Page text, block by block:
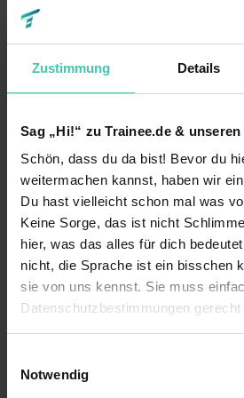
Zustimmung Details
Sag „Hi!“ zu Trainee.de &
Schön, dass du da bist! Bevor du
weitermachen kannst, haben wir
Du hast vielleicht schon mal was
Keine Sorge, das ist nicht
hier, was das alles für dich
nicht, die Sprache ist ein bisschen
sie von uns kennst. Sie muss
Datenschutzbestimmungen gerecht
Notwendig
und auf der anderen Seite eines
wirtschaftsstärksten und
BundesländerDeutschlands –
nachmachen. Kaum ein anderes
verbindet kulturelle Tradition
so geschickt wie der Freistaat
der Großteil des Landes durch
wichtigen Standort für
entwickelt.
Die stärkste und bekannteste
München